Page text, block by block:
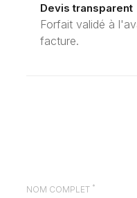
Devis transparent
Forfait validé à
facture.
NOM COMPLET *